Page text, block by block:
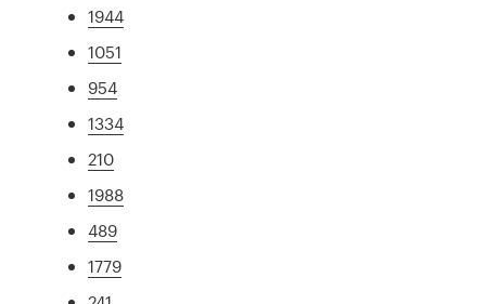
1944
1051
954
1334
210
1988
489
1779